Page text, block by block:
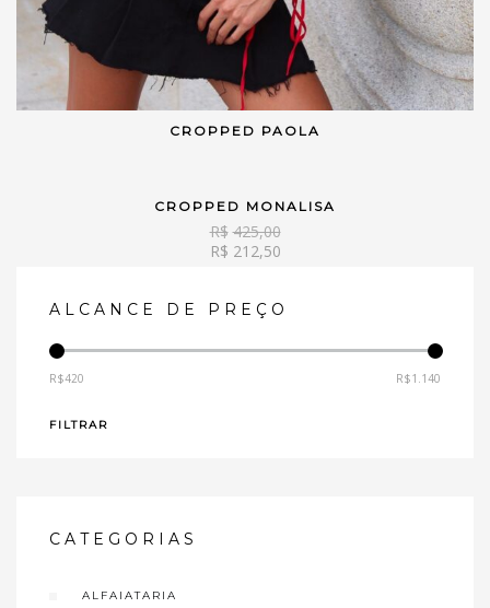
VER OPÇÕES
CROPPED PAOLA
VER OPÇÕES
R$ 425,00
R$ 212,50
CROPPED MONALISA
ALCANCE DE PREÇO
FILTRAR
R$420
R$1.140
CATEGORIAS
ALFAIATARIA